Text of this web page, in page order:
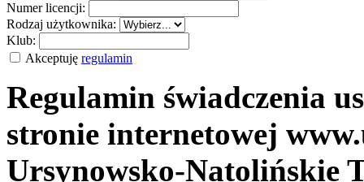
Numer licencji:
Rodzaj użytkownika:
Klub:
Akceptuję regulamin
Regulamin świadczenia
stronie internetowej
Ursynowsko-Natolińskie